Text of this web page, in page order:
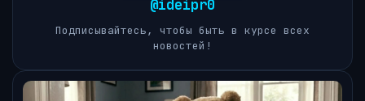
@ideipr0
Подписывайтесь, чтобы быть в курсе всех
новостей!